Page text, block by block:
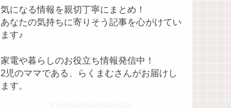
気になる情報を親切丁寧にまとめ！
あなたの気持ちに寄りそう記事を心がけてい
ます♪
家電や暮らしのお役立ち情報発信中！
2児のママである、らくまむさんがお届けし
ます。